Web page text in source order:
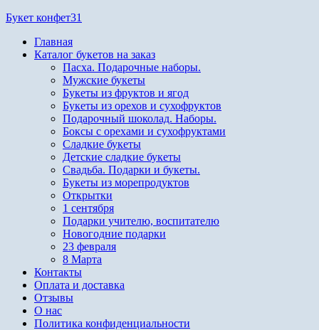
Перейти
содержимому
Букет конфет31
Главная
Каталог букетов на заказ
Пасха. Подарочные наборы.
Мужские букеты
Букеты из фруктов и ягод
Букеты из орехов и сухофруктов
Подарочный шоколад. Наборы.
Боксы с орехами и сухофруктами
Сладкие букеты
Детские сладкие букеты
Свадьба. Подарки и букеты.
Букеты из морепродуктов
Открытки
1 сентября
Подарки учителю, воспитателю
Новогодние подарки
23 февраля
8 Марта
Контакты
Оплата и доставка
Отзывы
О нас
Политика конфиденциальности